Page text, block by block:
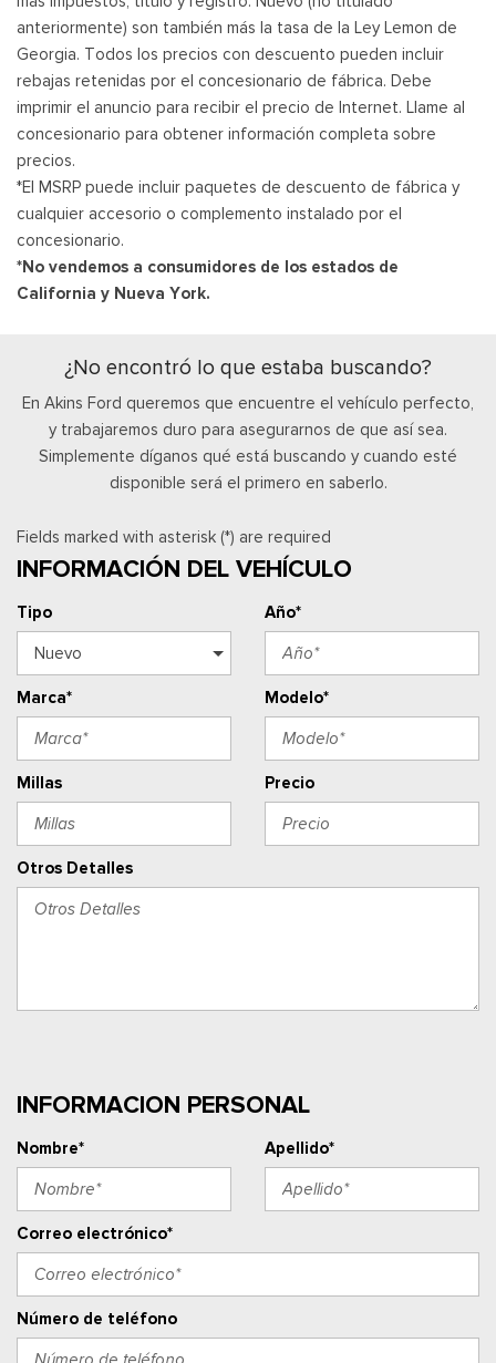
anteriormente) son también más la tasa de la Ley Lemon de
Georgia. Todos los precios con descuento pueden incluir
rebajas retenidas por el concesionario de fábrica. Debe
imprimir el anuncio para recibir el precio de Internet. Llame al
concesionario para obtener información completa sobre
precios.
*El MSRP puede incluir paquetes de descuento de fábrica y
cualquier accesorio o complemento instalado por el
concesionario.
*No vendemos a consumidores de los estados de
California y Nueva York.
¿No encontró lo que estaba buscando?
En Akins Ford queremos que encuentre el vehículo perfecto,
y trabajaremos duro para asegurarnos de que así sea.
Simplemente díganos qué está buscando y cuando esté
disponible será el primero en saberlo.
Fields marked with asterisk (*) are required
INFORMACIÓN DEL VEHÍCULO
Tipo Año*
Marca* Modelo*
Millas Precio
Otros Detalles
INFORMACION PERSONAL
Nombre* Apellido*
Correo electrónico*
Número de teléfono